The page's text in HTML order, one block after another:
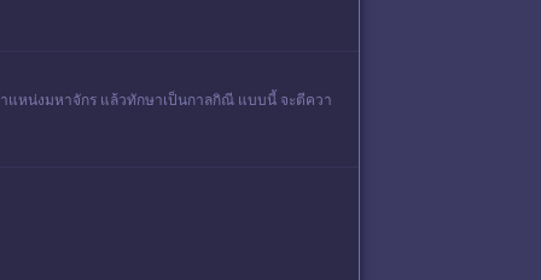
แหน่งมหาจักร แล้วทักษาเป็นกาลกิณี แบบนี้ จะตีควา